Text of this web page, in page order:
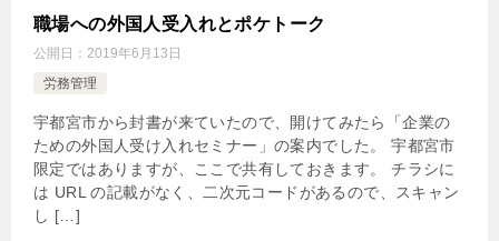
職場への外国人受入れとポケトーク
公開日： 2019年6月13日
労務管理
宇都宮市から封書が来ていたので、開けてみたら「企業の
ための外国人受け入れセミナー」の案内でした。 宇都宮市
限定ではありますが、ここで共有しておきます。 チラシに
は URL の記載がなく、二次元コードがあるので、スキャン
し […]